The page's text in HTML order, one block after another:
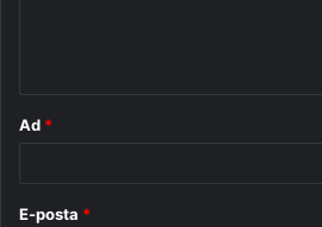
Ad *
E-posta *